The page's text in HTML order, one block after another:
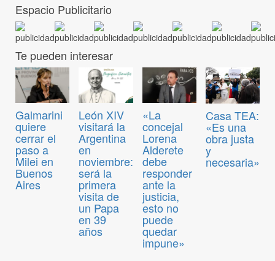
Espacio Publicitario
Te pueden interesar
Galmarini
quiere
cerrar el
paso a
Milei en
Buenos
Aires
León XIV
visitará la
Argentina
en
noviembre:
será la
primera
visita de
un Papa
en 39
años
«La
concejal
Lorena
Alderete
debe
responder
ante la
justicia,
esto no
puede
quedar
impune»
Casa TEA:
«Es una
obra justa
y
necesaria»